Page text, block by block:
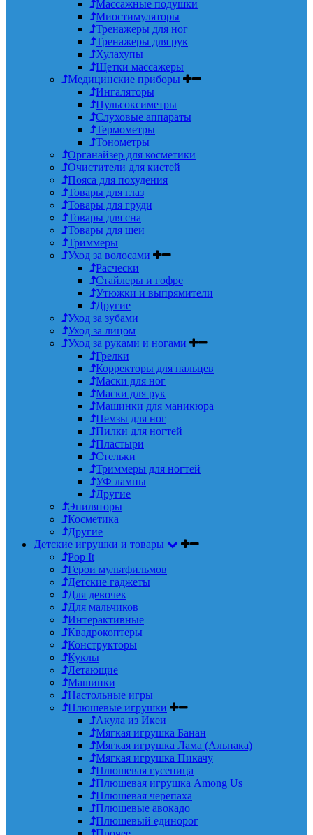
Массажные подушки
Миостимуляторы
Тренажеры для ног
Тренажеры для рук
Хулахупы
Щетки массажеры
Медицинские приборы
Ингаляторы
Пульсоксиметры
Слуховые аппараты
Термометры
Тонометры
Органайзер для косметики
Очистители для кистей
Пояса для похудения
Товары для глаз
Товары для груди
Товары для сна
Товары для шеи
Триммеры
Уход за волосами
Расчески
Стайлеры и гофре
Утюжки и выпрямители
Другие
Уход за зубами
Уход за лицом
Уход за руками и ногами
Грелки
Корректоры для пальцев
Маски для ног
Маски для рук
Машинки для маникюра
Пемзы для ног
Пилки для ногтей
Пластыри
Стельки
Триммеры для ногтей
УФ лампы
Другие
Эпиляторы
Косметика
Другие
Детские игрушки и товары
Pop It
Герои мультфильмов
Детские гаджеты
Для девочек
Для мальчиков
Интерактивные
Квадрокоптеры
Конструкторы
Куклы
Летающие
Машинки
Настольные игры
Плюшевые игрушки
Акула из Икеи
Мягкая игрушка Банан
Мягкая игрушка Лама (Альпака)
Мягкая игрушка Пикачу
Плюшевая гусеница
Плюшевая игрушка Among Us
Плюшевая черепаха
Плюшевые авокадо
Плюшевый единорог